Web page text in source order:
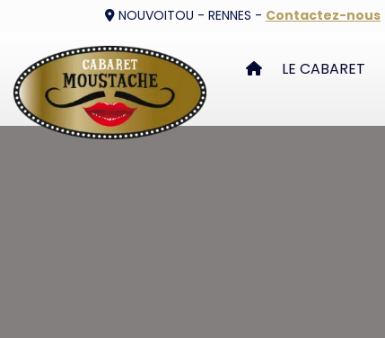
NOUVOITOU - RENNES - Contactez-nous
LE CABARET